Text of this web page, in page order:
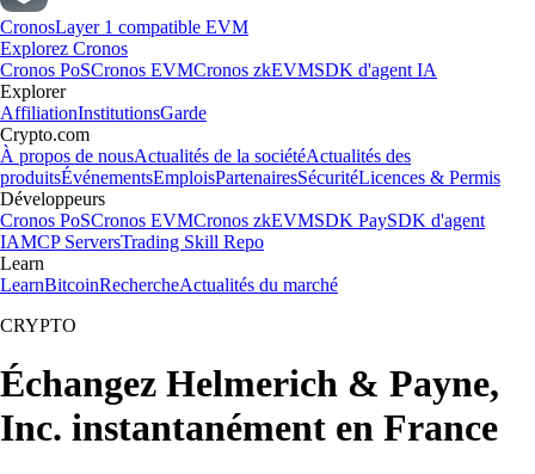
CronosLayer 1 compatible EVM
Explorez Cronos
Cronos PoSCronos EVMCronos zkEVMSDK d'agent IA
Explorer
AffiliationInstitutionsGarde
Crypto.com
À propos de nousActualités de la sociétéActualités des
produitsÉvénementsEmploisPartenairesSécuritéLicences & Permis
Développeurs
Cronos PoSCronos EVMCronos zkEVMSDK PaySDK d'agent
IAMCP ServersTrading Skill Repo
Learn
LearnBitcoinRechercheActualités du marché
CRYPTO
Échangez Helmerich & Payne,
Inc. instantanément en France